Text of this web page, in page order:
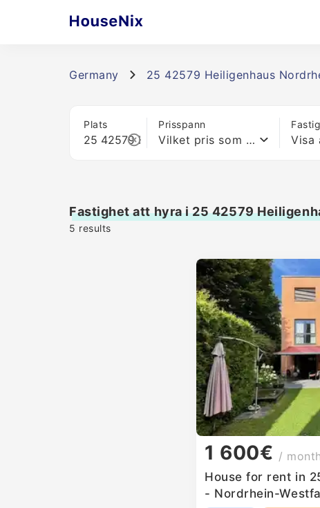
Germany 25 42579 Heiligenhaus
Plats Prisspann
Vilket pris som helst Visa
Fastighet att hyra i 25 42579
5 results
1 600€ / month
House for rent in
- Nordrhein-